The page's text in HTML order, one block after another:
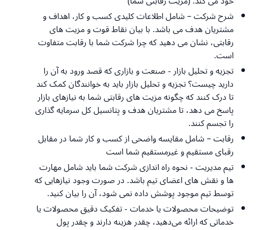
شرح شرکت – شامل اطلاعات کلیدی کسب و کار، اهداف و
مشتریان هدف می باشد. با بیان نقاط قوت و مزیت های
رقابتی، نشان می دهید که چرا شرکت شما با رقابت متفاوت
است.
تجزیه و تحلیل بازار - صنعت و بازاری که قصد ورود به آن را
دارید چیست؟ تجزیه و تحلیل بازار باید به خوانندگان کمک کند
تا درک کنند که چگونه مزیت های رقابتی شما به نیازهای بازار
پاسخ می دهد، تا مشتریان هدف و پتانسیل کل سرمایه گذاری
را تجسم کنند.
رقابت – شامل مقایسه واضحی از کسب و کار شما در مقابل
رقبای مستقیم و غیرمستقیم شما است
تیم مدیریت - نحوه راه اندازی شرکت شما باید شامل مهارت
ها و نقش های اعضای تیم باشد. در صورت وجود نیازهایی که
توسط تیم موجود پوشش داده نمی شود، آن را بیان کنید.
توضیحات محصولات یا خدمات - تفکیک دقیق محصولات یا
خدماتی که ارائه می‌دهید، چقدر هزینه دارند و چقدر پول